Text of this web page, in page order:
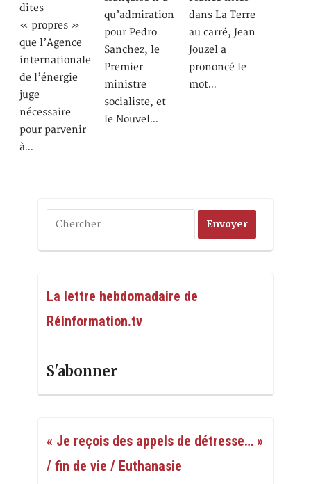
dites
« propres »
que l’Agence
internationale
de l’énergie
juge
nécessaire
pour parvenir
à…
qu’admiration
pour Pedro
Sanchez, le
Premier
ministre
socialiste, et
le Nouvel…
dans La Terre
au carré, Jean
Jouzel a
prononcé le
mot…
La lettre hebdomadaire de
Réinformation.tv
S'abonner
« Je reçois des appels de détresse… »
/ fin de vie / Euthanasie